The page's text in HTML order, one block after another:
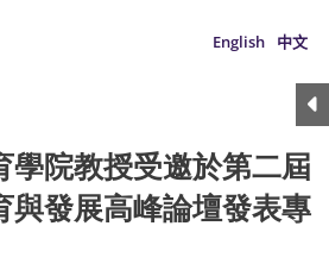
English 中文
學院教授受邀於第二屆
與發展高峰論壇發表專